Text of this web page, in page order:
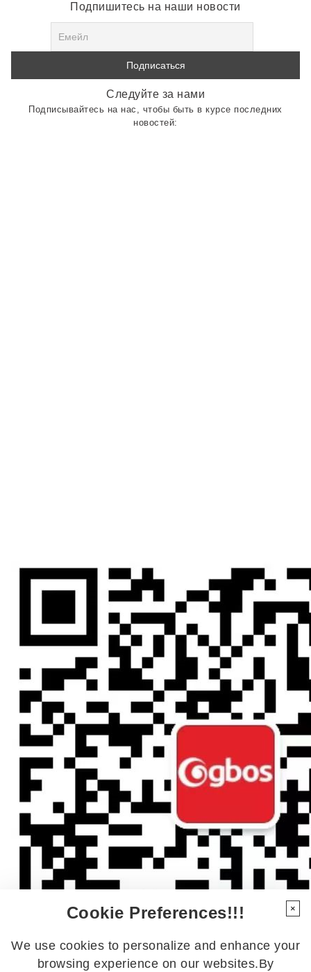
Подпишитесь на наши новости
Следуйте за нами
Подписывайтесь на нас, чтобы быть в курсе последних
новостей:
Cookie Preferences!!!
We use cookies to personalize and enhance your
browsing experience on our websites.By
×